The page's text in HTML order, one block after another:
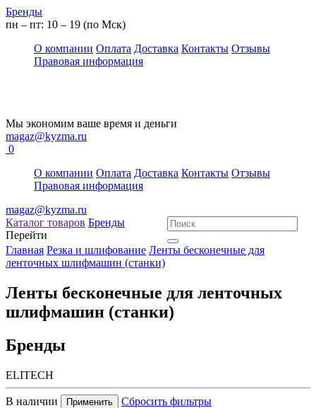
Бренды
пн – пт: 10 – 19 (по Мск)
О компании Оплата Доставка Контакты Отзывы
Правовая информация
Мы экономим ваше время и деньги
magaz@kyzma.ru
0
О компании Оплата Доставка Контакты Отзывы
Правовая информация
magaz@kyzma.ru
Каталог товаров Бренды
Перейти
Главная Резка и шлифование Ленты бесконечные для
ленточных шлифмашин (станки)
Ленты бесконечные для ленточных
шлифмашин (станки)
Бренды
ELITECH
В наличии Применить
Сбросить фильтры